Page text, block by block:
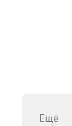
Ещё